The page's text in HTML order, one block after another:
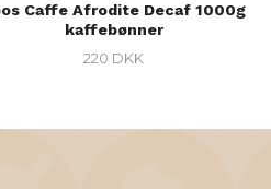
Caffe Afrodite Decaf 1000g
kaffebønner
220 DKK